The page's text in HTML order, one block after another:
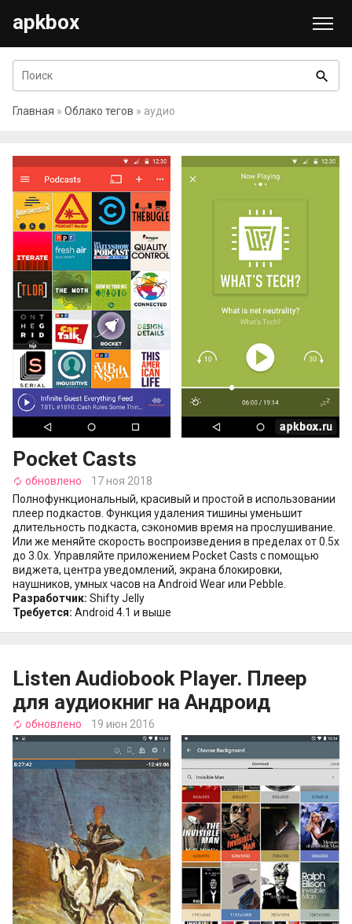
apkbox
search
Главная » Облако тегов » аудио
Pocket Casts
autorenew обновлено
17 ноя 2018
Полнофункциональный, красивый и простой в использовании
плеер подкастов. Функция удаления тишины уменьшит
длительность подкаста, сэкономив время на прослушивание.
Или же меняйте скорость воспроизведения в пределах от 0.5x
до 3.0x. Управляйте приложением Pocket Casts с помощью
виджета, центра уведомлений, экрана блокировки,
наушников, умных часов на Android Wear или Pebble.
Разработчик: Shifty Jelly
Требуется: Android 4.1 и выше
Listen Audiobook Player. Плеер
для аудиокниг на Андроид
autorenew обновлено 19 июн 2016